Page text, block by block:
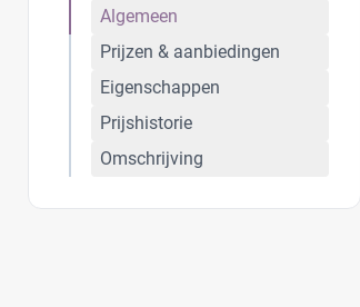
Algemeen
Prijzen & aanbiedingen
Eigenschappen
Prijshistorie
Omschrijving